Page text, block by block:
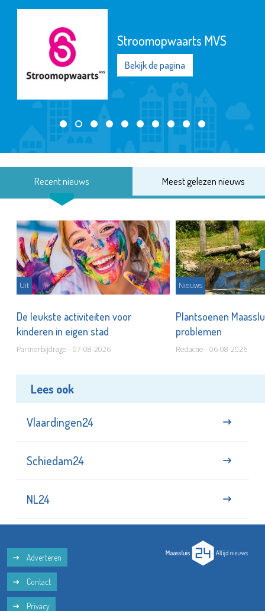
Stroomopwaarts MVS
Bekijk de pagina
Recent nieuws Meest gelezen nieuws
Uit
De leukste activiteiten voor
kinderen in eigen stad
Partnerbijdrage - 07-08-2026
Nieuws
Plantsoenen
problemen
Redactie - 06-08-2026
Lees ook
Vlaardingen24
Schiedam24
NL24
Adverteren
Contact
Privacy